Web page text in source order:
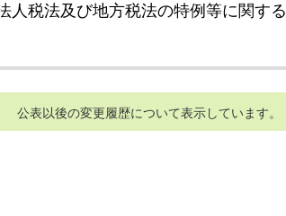
人税法及び地方税法の特例等に関する
公表以後の変更履歴について表示しています。